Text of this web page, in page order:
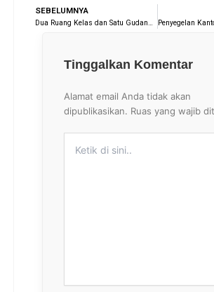
Prev
SEBELUMNYA
Dua Ruang Kelas dan Satu Gudang SDN 1 Wantulasi Butur Ludes Dilalap Si Jago Merah
Tinggalkan Komentar
Alamat email Anda tidak akan
dipublikasikan. Ruas yang wajib